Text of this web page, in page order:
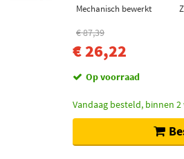
Mechanisch bewerkt
€ 87,39
€ 26,22
Op voorraad
Vandaag besteld, binnen